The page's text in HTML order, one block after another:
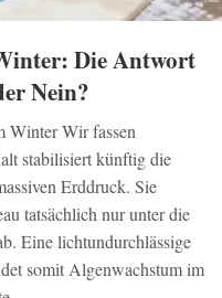
Die Antwort
Nein?
Winter Wir fassen
stabilisiert künftig die
Erddruck. Sie
tatsächlich nur unter die
Eine lichtundurchlässige
somit Algenwachstum im